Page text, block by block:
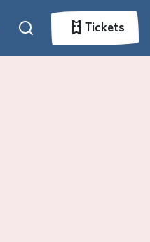
Zoeken Tickets
Tickets